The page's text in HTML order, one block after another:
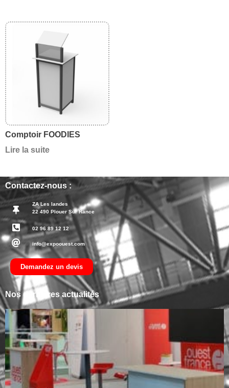
Comptoir FOODIES
Lire la suite
Contactez-nous :
ZA Les landes
22 490 Plouer Sur Rance
02 96 89 12 12
info@expoouest.com
Demandez un devis
Nos dernières actualités